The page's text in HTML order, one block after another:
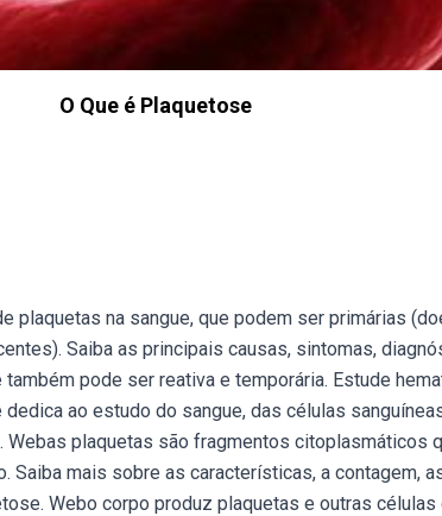
O Que é Plaquetose
plaquetas na sangue, que podem ser primárias
Saiba as principais causas, sintomas,
pode ser reativa e temporária. Estude
ao estudo do sangue, das células
Webas plaquetas são fragmentos citoplasmáticos
Saiba mais sobre as características, a contagem,
Webo corpo produz plaquetas e outras células